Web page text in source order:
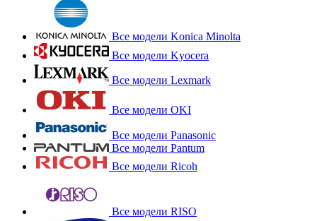
Все модели Konica Minolta
Все модели Kyocera
Все модели Lexmark
Все модели OKI
Все модели Panasonic
Все модели Pantum
Все модели Ricoh
Все модели RISO